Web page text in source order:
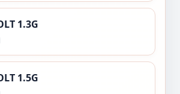
1.3G
1.5G